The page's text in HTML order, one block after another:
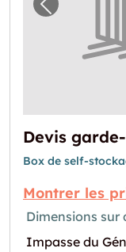
Image
Devis
Box de self-
Montrer les
Dimensions sur
Impasse du